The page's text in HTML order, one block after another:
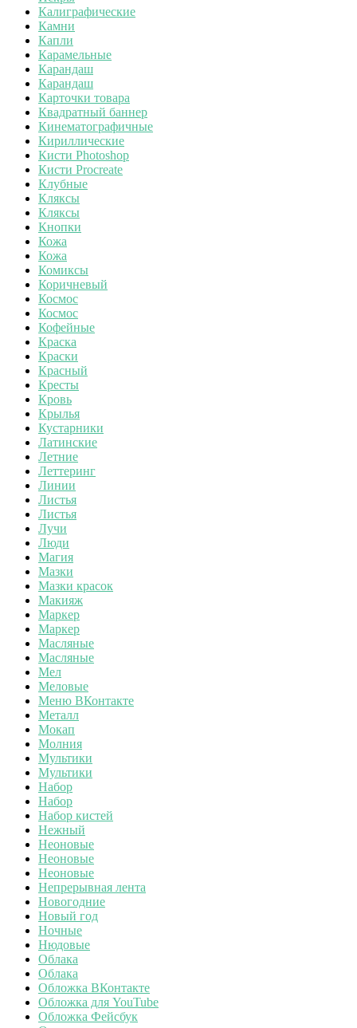
Калиграфические
Камни
Капли
Карамельные
Карандаш
Карандаш
Карточки товара
Квадратный баннер
Кинематографичные
Кириллические
Кисти Photoshop
Кисти Procreate
Клубные
Кляксы
Кляксы
Кнопки
Кожа
Кожа
Комиксы
Коричневый
Космос
Космос
Кофейные
Краска
Краски
Красный
Кресты
Кровь
Крылья
Кустарники
Латинские
Летние
Леттеринг
Линии
Листья
Листья
Лучи
Люди
Магия
Мазки
Мазки красок
Макияж
Маркер
Маркер
Масляные
Масляные
Мел
Меловые
Меню ВКонтакте
Металл
Мокап
Молния
Мультики
Мультики
Набор
Набор
Набор кистей
Нежный
Неоновые
Неоновые
Неоновые
Непрерывная лента
Новогодние
Новый год
Ночные
Нюдовые
Облака
Облака
Обложка ВКонтакте
Обложка для YouTube
Обложка Фейсбук